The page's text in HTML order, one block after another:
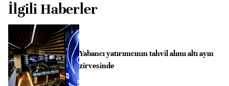
İlgili Haberler
Yabancı yatırımcının tahvil alımı altı ayın
zirvesinde